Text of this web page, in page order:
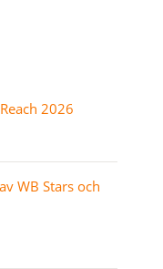
2026
WB Stars och